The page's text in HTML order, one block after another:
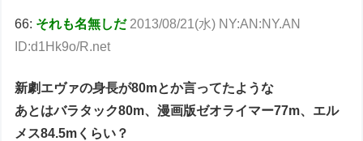
66: それも名無しだ 2013/08/21(水) NY:AN:NY.AN
ID:d1Hk9o/R.net
新劇エヴァの身長が80mとか言ってたような
あとはバラタック80m、漫画版ゼオライマー77m、エル
メス84.5mくらい？